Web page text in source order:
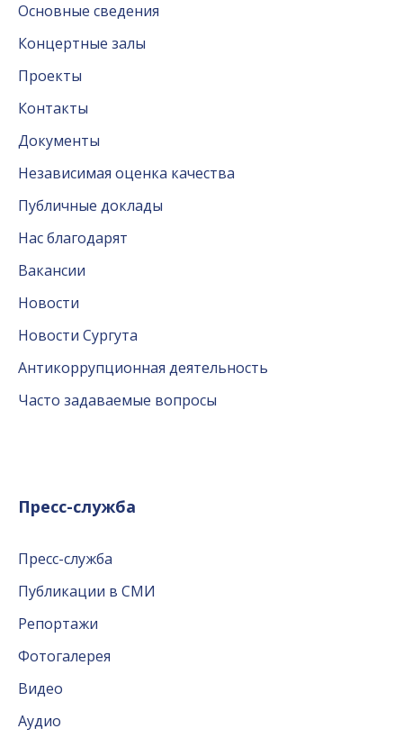
Основные сведения
Концертные залы
Проекты
Контакты
Документы
Независимая оценка качества
Публичные доклады
Нас благодарят
Вакансии
Новости
Новости Сургута
Антикоррупционная деятельность
Часто задаваемые вопросы
Пресс-служба
Пресс-служба
Публикации в СМИ
Репортажи
Фотогалерея
Видео
Аудио